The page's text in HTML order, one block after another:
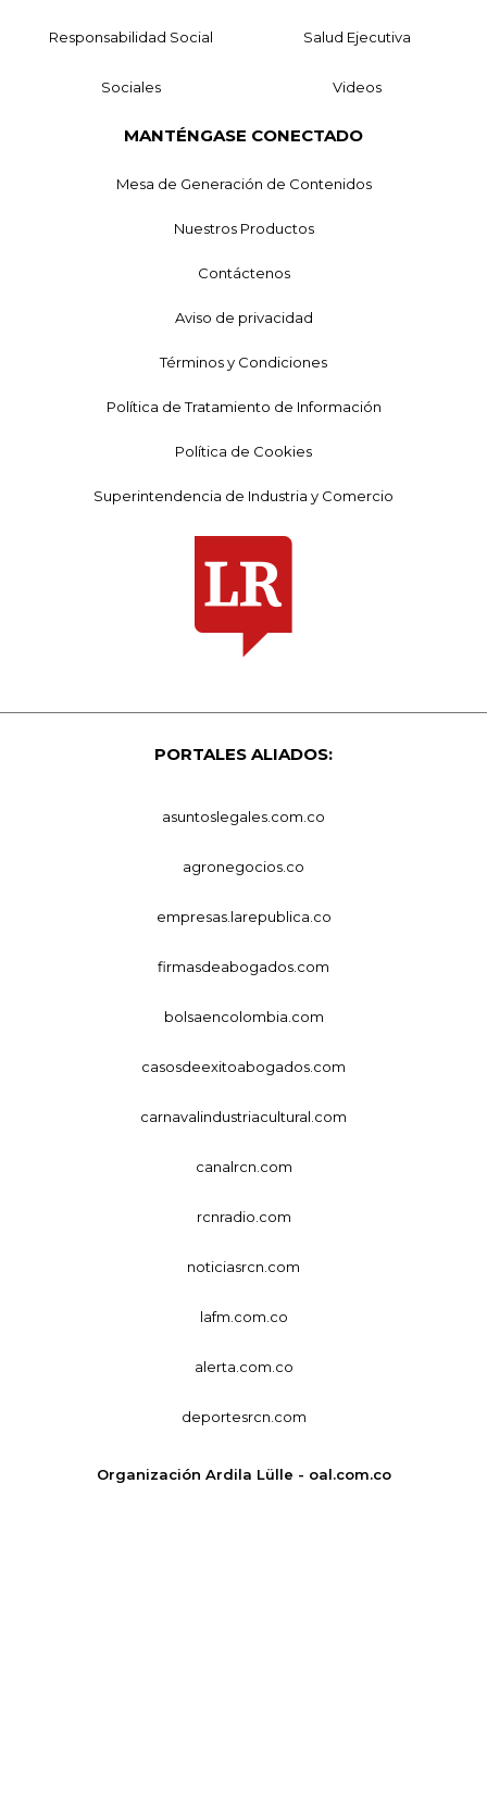
Responsabilidad Social Salud Ejecutiva
Sociales Videos
MANTÉNGASE CONECTADO
Mesa de Generación de Contenidos
Nuestros Productos
Contáctenos
Aviso de privacidad
Términos y Condiciones
Política de Tratamiento de Información
Política de Cookies
Superintendencia de Industria y Comercio
PORTALES ALIADOS:
asuntoslegales.com.co
agronegocios.co
empresas.larepublica.co
firmasdeabogados.com
bolsaencolombia.com
casosdeexitoabogados.com
carnavalindustriacultural.com
canalrcn.com
rcnradio.com
noticiasrcn.com
lafm.com.co
alerta.com.co
deportesrcn.com
Organización Ardila Lülle - oal.com.co